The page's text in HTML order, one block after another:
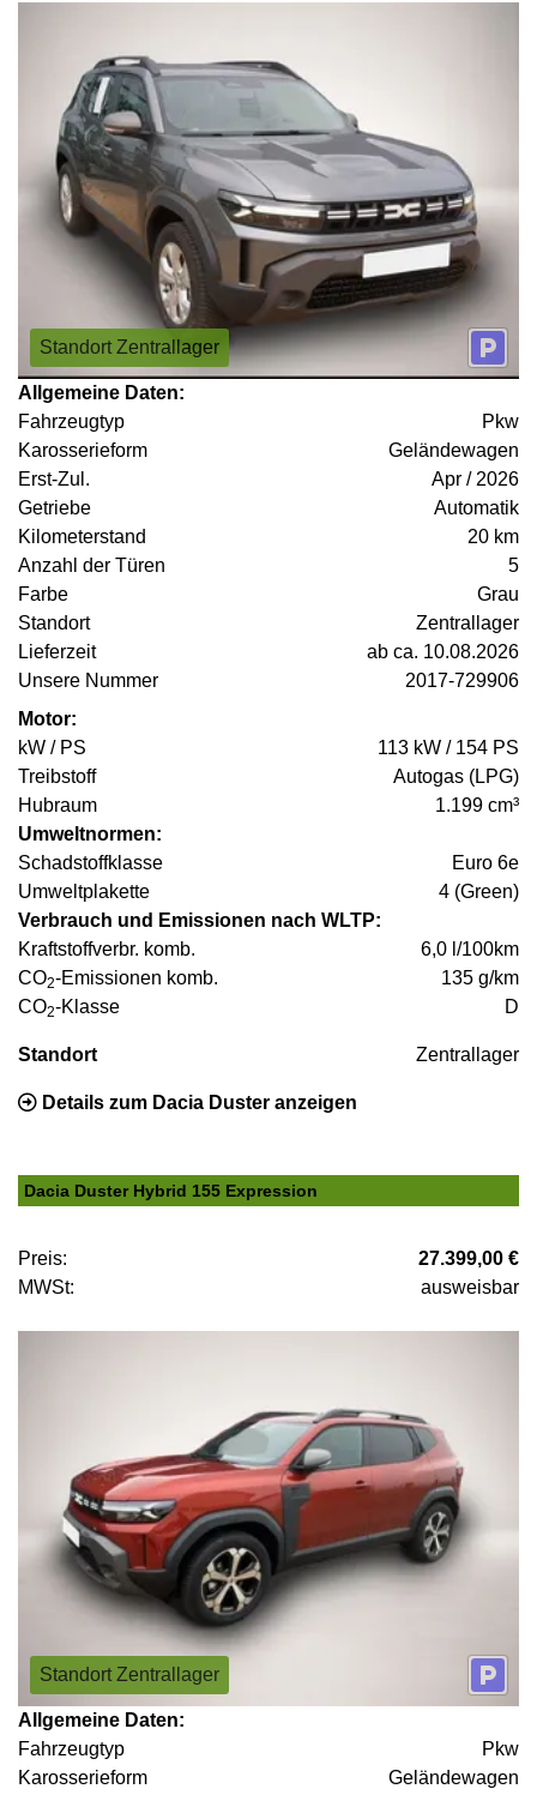
Standort Zentrallager
Allgemeine Daten:
Fahrzeugtyp
Pkw
Karosserieform
Geländewagen
Erst-Zul.
Apr / 2026
Getriebe
Automatik
Kilometerstand
20 km
Anzahl der Türen
5
Farbe
Grau
Standort
Zentrallager
Lieferzeit
ab ca. 10.08.2026
Unsere Nummer
2017-729906
Motor:
kW / PS
113 kW / 154 PS
Treibstoff
Autogas (LPG)
Hubraum
1.199 cm³
Umweltnormen:
Schadstoffklasse
Euro 6e
Umweltplakette
4 (Green)
Verbrauch und Emissionen nach WLTP:
Kraftstoffverbr. komb.
6,0 l/100km
CO2-Emissionen komb.
135 g/km
CO2-Klasse D
Standort Zentrallager
Details zum Dacia Duster anzeigen
Dacia Duster Hybrid 155 Expression
Preis:
27.399,00 €
MWSt:
ausweisbar
Standort Zentrallager
Allgemeine Daten:
Fahrzeugtyp
Pkw
Karosserieform
Geländewagen